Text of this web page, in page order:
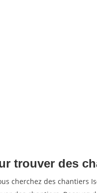
trouver des
cherchez des chantiers